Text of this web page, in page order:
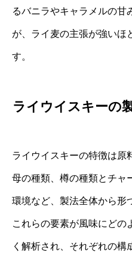
るバニラやキャラメルの甘
が、ライ麦の主張が強いほ
す。
ライウイスキーの
ライウイスキーの特徴は原
母の種類、樽の種類とチャ
環境など、製法全体から形
これらの要素が風味にどの
く解析され、それぞれの構